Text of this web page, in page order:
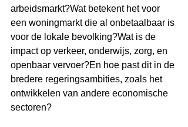
arbeidsmarkt?Wat betekent het voor
een woningmarkt die al onbetaalbaar is
voor de lokale bevolking?Wat is de
impact op verkeer, onderwijs, zorg, en
openbaar vervoer?En hoe past dit in de
bredere regeringsambities, zoals het
ontwikkelen van andere economische
sectoren?